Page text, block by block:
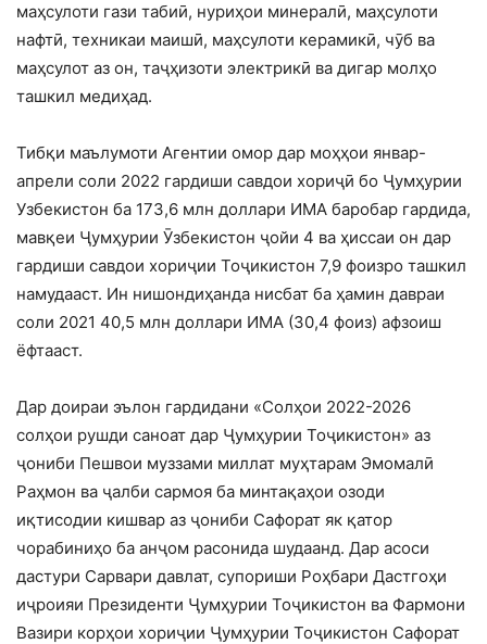
маҳсулоти гази табиӣ, нуриҳои минералӣ, маҳсулоти
нафтӣ, техникаи маишӣ, маҳсулоти керамикӣ, чӯб ва
маҳсулот аз он, таҷҳизоти электрикӣ ва дигар молҳо
ташкил медиҳад.
Тибқи маълумоти Агентии омор дар моҳҳои январ-
апрели соли 2022 гардиши савдои хориҷӣ бо Ҷумҳурии
Узбекистон ба 173,6 млн доллари ИМА баробар гардида,
мавқеи Ҷумҳурии Ӯзбекистон ҷойи 4 ва ҳиссаи он дар
гардиши савдои хориҷии Тоҷикистон 7,9 фоизро ташкил
намудааст. Ин нишондиҳанда нисбат ба ҳамин давраи
соли 2021 40,5 млн доллари ИМА (30,4 фоиз) афзоиш
ёфтааст.
Дар доираи эълон гардидани «Солҳои 2022-2026
солҳои рушди саноат дар Ҷумҳурии Тоҷикистон» аз
ҷониби Пешвои муззами миллат муҳтарам Эмомалӣ
Раҳмон ва ҷалби сармоя ба минтақаҳои озоди
иқтисодии кишвар аз ҷониби Сафорат як қатор
чорабиниҳо ба анҷом расонида шудаанд. Дар асоси
дастури Сарвари давлат, супориши Роҳбари Дастгоҳи
иҷроияи Президенти Ҷумҳурии Тоҷикистон ва Фармони
Вазири корҳои хориҷии Ҷумҳурии Тоҷикистон Сафорат